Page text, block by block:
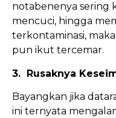
notabenenya sering
mencuci, hingga
terkontaminasi,
pun ikut tercemar.
3. Rusaknya
Bayangkan jika
ini ternyata